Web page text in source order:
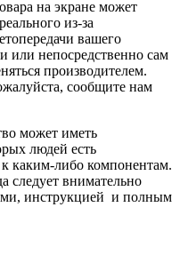
на экране может
из-за
вашего
или непосредственно сам
производителем.
сообщите нам
может иметь
людей есть
каким-либо компонентам.
следует внимательно
инструкцией и полным